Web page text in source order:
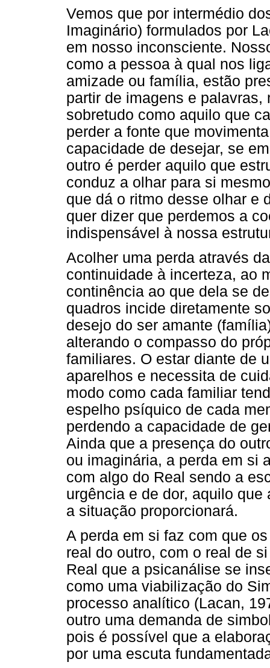
Vemos que por intermédio
Imaginário) formulados por
em nosso inconsciente.
como a pessoa à qual nos
amizade ou família, estão
partir de imagens e
sobretudo como aquilo que
perder a fonte que
capacidade de desejar, se
outro é perder aquilo que
conduz a olhar para si
que dá o ritmo desse olhar e
quer dizer que perdemos a
indispensável à nossa
Acolher uma perda através
continuidade à incerteza, ao
continência ao que dela se
quadros incide diretamente
desejo do ser amante
alterando o compasso do
familiares. O estar diante de
aparelhos e necessita de
modo como cada familiar
espelho psíquico de cada
perdendo a capacidade de
Ainda que a presença do
ou imaginária, a perda em si
com algo do Real sendo a
urgência e de dor, aquilo
a situação proporcionará.
A perda em si faz com que
real do outro, com o real de
Real que a psicanálise se
como uma viabilização do
processo analítico (Lacan,
outro uma demanda de
pois é possível que a
por uma escuta